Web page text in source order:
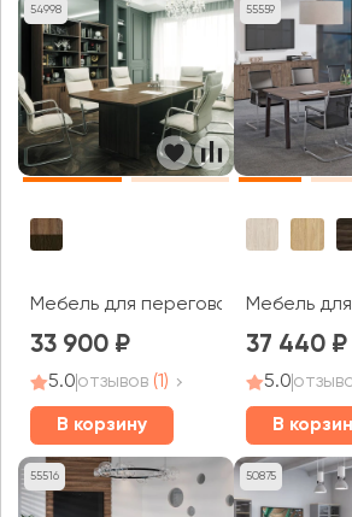
54998
Мебель для переговорных On.Top
33 900
5.0отзывов (1)
В корзину
55559
Мебель
37 440
5.0
В
55516 50875